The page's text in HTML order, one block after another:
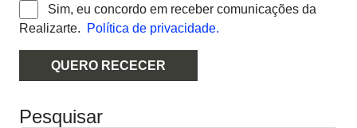
Sim, eu concordo em receber comunicações da
Realizarte.
Política de privacidade.
QUERO RECECER
Pesquisar